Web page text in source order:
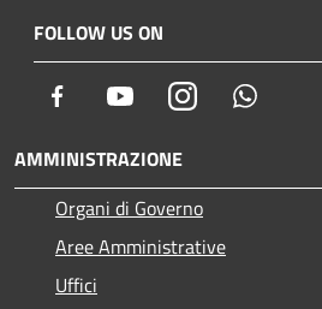
FOLLOW US ON
Facebook YoutubeInstagram
AMMINISTRAZIONE
Organi di Governo
Aree Amministrative
Uffici